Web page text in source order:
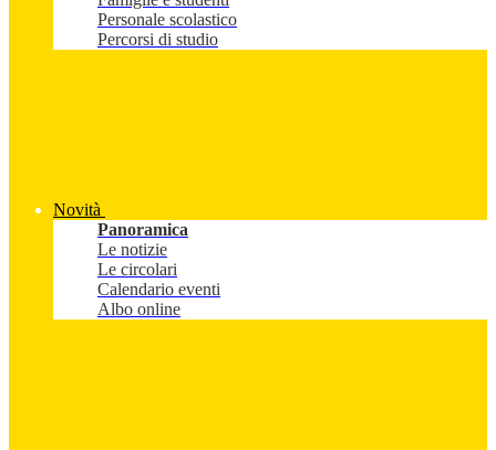
Personale scolastico
Percorsi di studio
Novità
Panoramica
Le notizie
Le circolari
Calendario eventi
Albo online